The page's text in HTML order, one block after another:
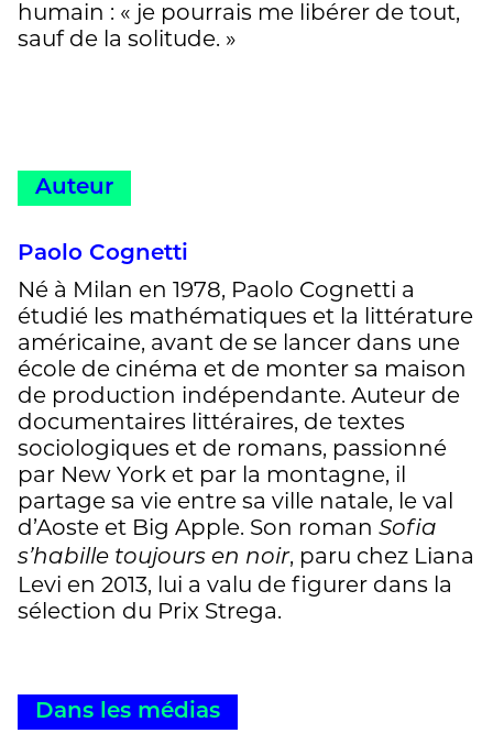
humain : « je pourrais me libérer de tout,
sauf de la solitude. »
Auteur
Paolo Cognetti
Né à Milan en 1978, Paolo Cognetti a
étudié les mathématiques et la littérature
américaine, avant de se lancer dans une
école de cinéma et de monter sa maison
de production indépendante. Auteur de
documentaires littéraires, de textes
sociologiques et de romans, passionné
par New York et par la montagne, il
partage sa vie entre sa ville natale, le val
d’Aoste et Big Apple. Son roman Sofia
s’habille toujours en noir, paru chez Liana
Levi en 2013, lui a valu de figurer dans la
sélection du Prix Strega.
Dans les médias